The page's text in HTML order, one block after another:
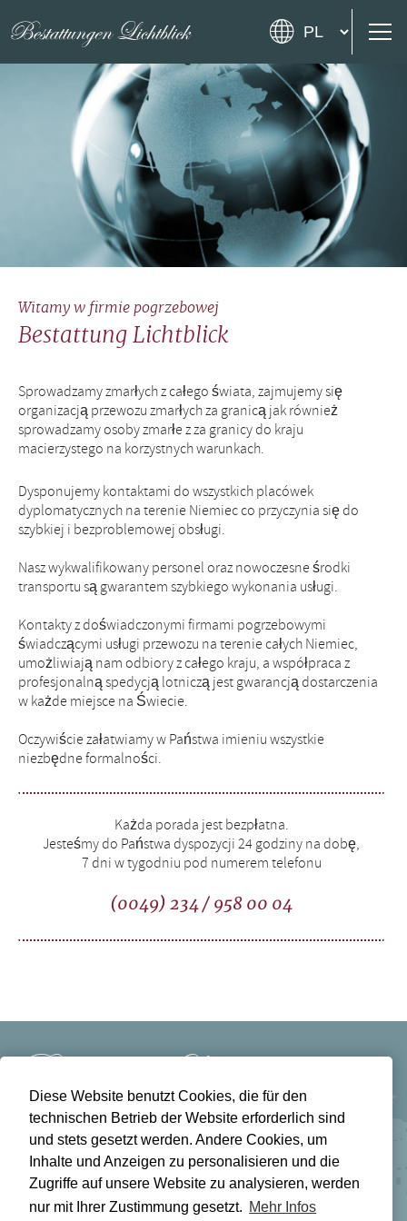
Diese Website benutzt Cookies, die für den
technischen Betrieb der Website erforderlich sind
und stets gesetzt werden. Andere Cookies, um
Inhalte und Anzeigen zu personalisieren und die
Zugriffe auf unsere Website zu analysieren, werden
nur mit Ihrer Zustimmung gesetzt. Mehr Infos
Witamy w firmie pogrzebowej
Bestattung Lichtblick
Sprowadzamy zmarłych z całego świata, zajmujemy się
organizacją przewozu zmarłych za granicą jak również
sprowadzamy osoby zmarłe z za granicy do kraju
macierzystego na korzystnych warunkach.
Dysponujemy kontaktami do wszystkich placówek
dyplomatycznych na terenie Niemiec co przyczynia się do
szybkiej i bezproblemowej obsługi.
Nasz wykwalifikowany personel oraz nowoczesne środki
transportu są gwarantem szybkiego wykonania usługi.
Kontakty z doświadczonymi firmami pogrzebowymi
świadczącymi usługi przewozu na terenie całych Niemiec,
umożliwiają nam odbiory z całego kraju, a współpraca z
profesjonalną spedycją lotniczą jest gwarancją dostarczenia
w każde miejsce na Świecie.
Oczywiście załatwiamy w Państwa imieniu wszystkie
niezbędne formalności.
Każda porada jest bezpłatna.
Jesteśmy do Państwa dyspozycji 24 godziny na dobę,
7 dni w tygodniu pod numerem telefonu
(0049) 234 / 958 00 04
Bestattungen Lichtblick
Frauenlobstr. 49
44805 Bochum
Tel. 0234 / 958 00 04
info(at)weltweite-ueberfuehrungen.de